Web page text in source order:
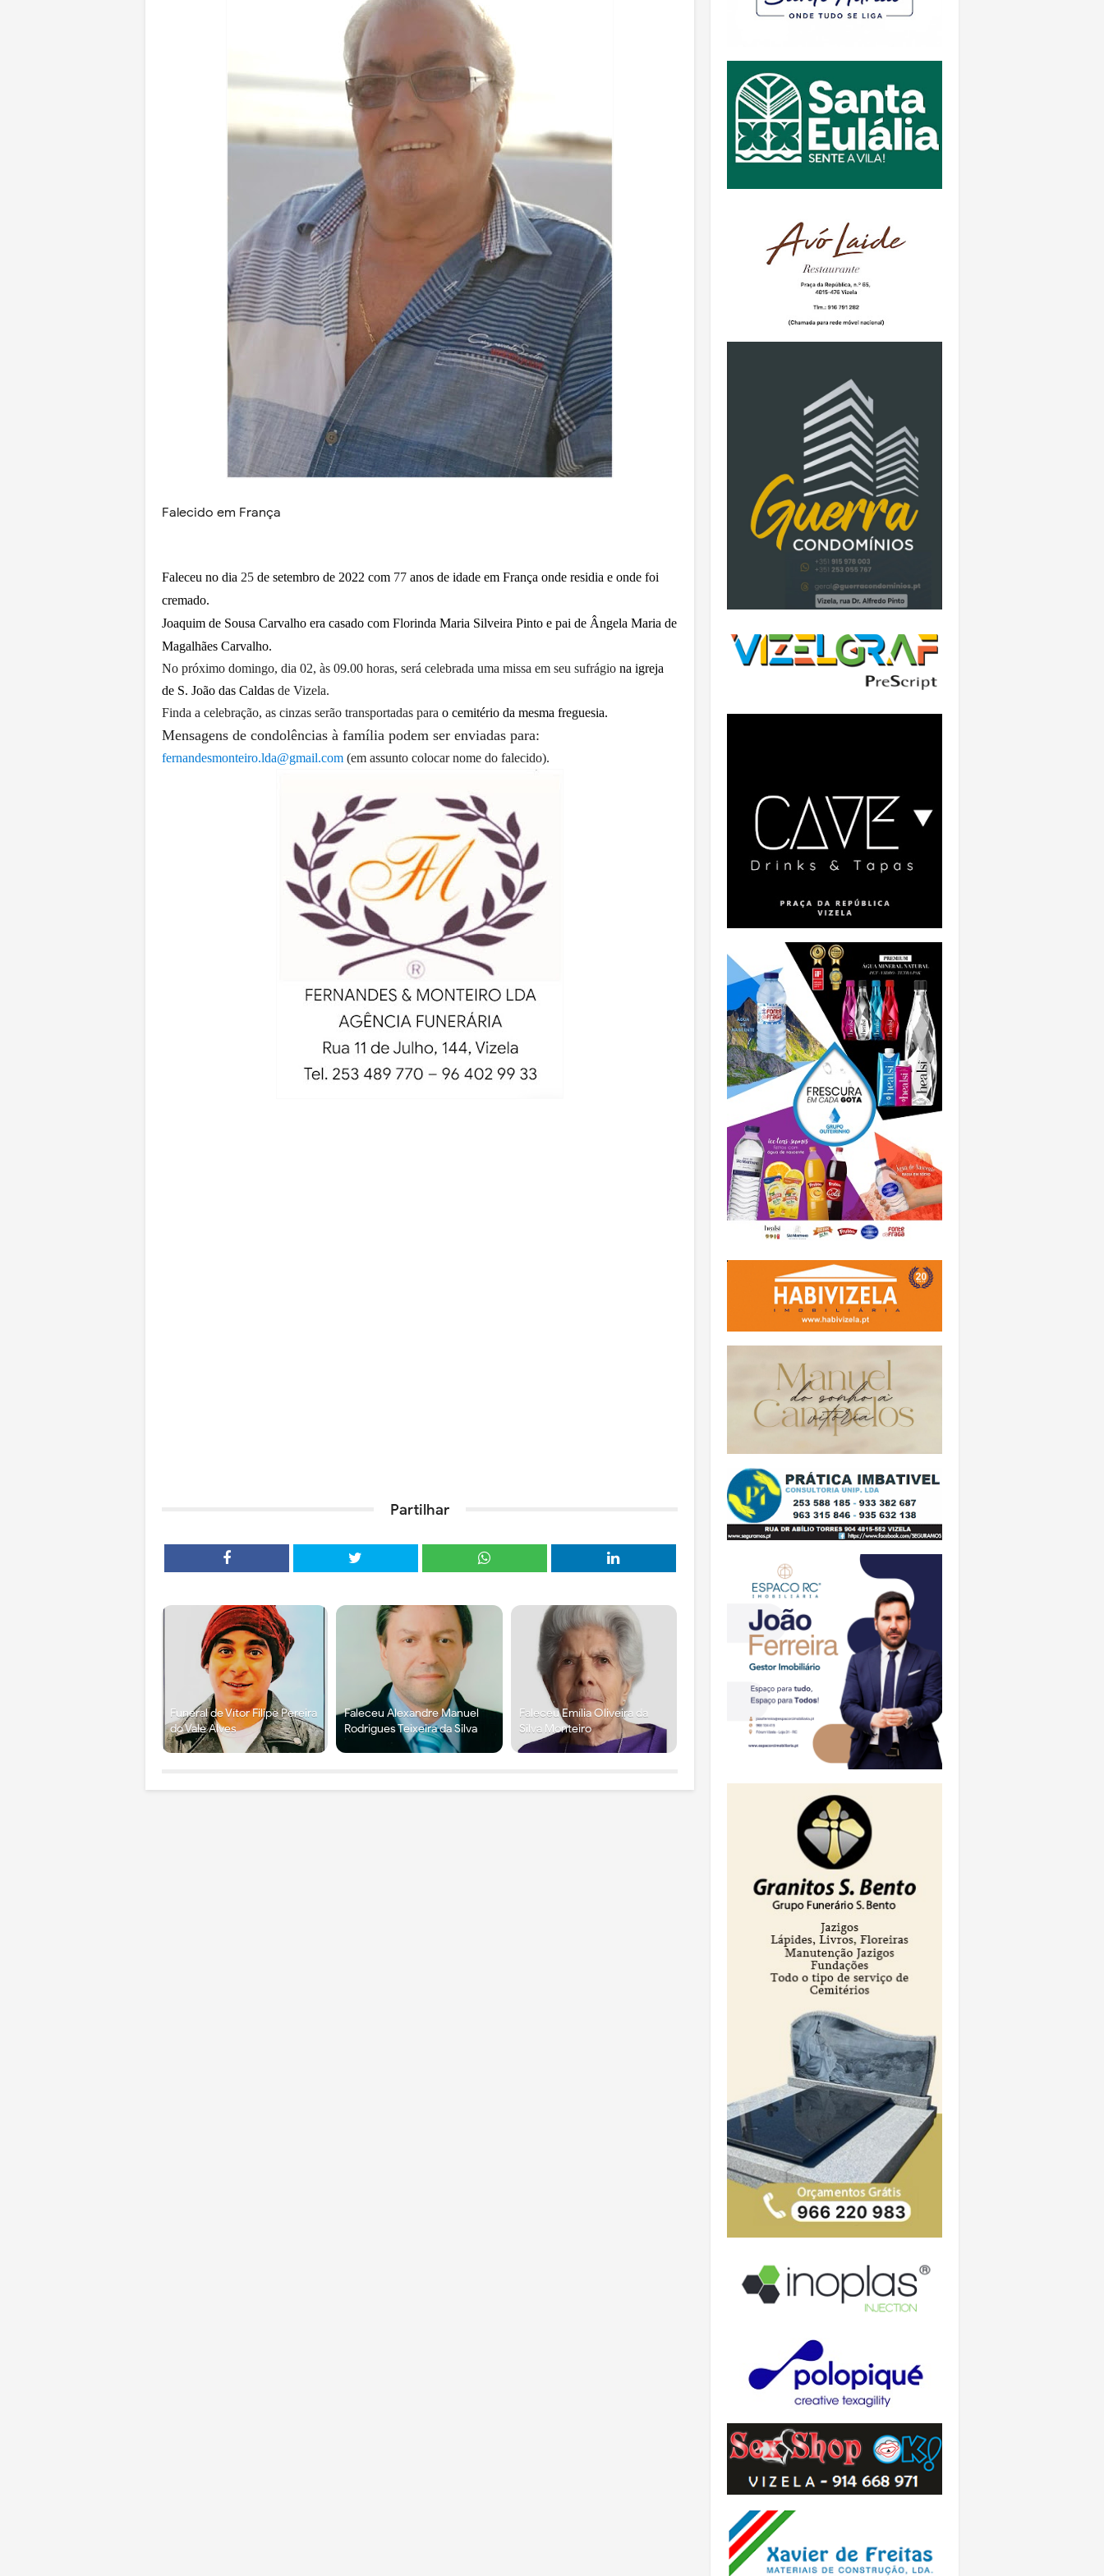
Falecido em França
Faleceu no dia 25 de setembro de 2022 com 77 anos de idade em França onde residia e onde foi
cremado.
Joaquim de Sousa Carvalho era casado com Florinda Maria Silveira Pinto e pai de Ângela Maria de
Magalhães Carvalho.
No próximo domingo, dia 02, às 09.00 horas, será celebrada uma missa em seu sufrágio na igreja
de S. João das Caldas de Vizela.
Finda a celebração, as cinzas serão transportadas para o cemitério da mesma freguesia.
Mensagens de condolências à família podem ser enviadas para:
fernandesmonteiro.lda@gmail.com (em assunto colocar nome do falecido).
Partilhar
Funeral de Vítor Filipe Pereira
do Vale Alves
Faleceu Alexandre Manuel
Rodrigues Teixeira da Silva
Faleceu Emília Oliveira da
Silva Monteiro